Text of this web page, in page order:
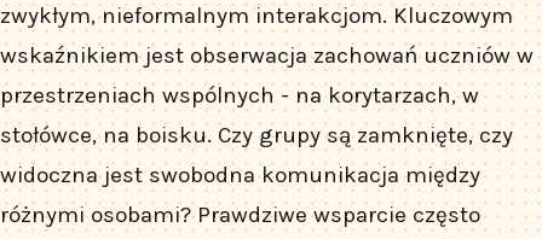
zwykłym, nieformalnym interakcjom. Kluczowym
wskaźnikiem jest obserwacja zachowań uczniów w
przestrzeniach wspólnych - na korytarzach, w
stołówce, na boisku. Czy grupy są zamknięte, czy
widoczna jest swobodna komunikacja między
różnymi osobami? Prawdziwe wsparcie często